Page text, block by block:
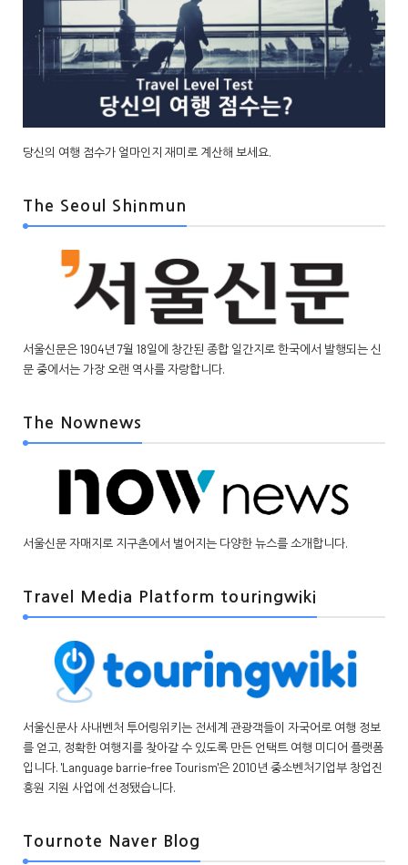
당신의 여행 점수가 얼마인지 재미로 계산해 보세요.
The Seoul Shinmun
서울신문은 1904년 7월 18일에 창간된 종합 일간지로 한국에서 발행되는 신
문 중에서는 가장 오랜 역사를 자랑합니다.
The Nownews
서울신문 자매지로 지구촌에서 벌어지는 다양한 뉴스를 소개합니다.
Travel Media Platform touringwiki
서울신문사 사내벤처 투어링위키는 전세계 관광객들이 자국어로 여행 정보
를 얻고, 정확한 여행지를 찾아갈 수 있도록 만든 언택트 여행 미디어 플랫폼
입니다. 'Language barrie-free Tourism'은 2010년 중소벤처기업부 창업진
흥원 지원 사업에 선정됐습니다.
Tournote Naver Blog